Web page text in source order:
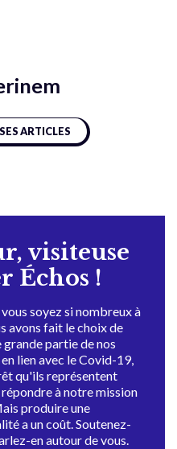
ARTICLES
visiteuse
Échos !
soyez si nombreux à
avons fait le choix de
partie de nos
lien avec le Covid-19,
qu'ils représentent
à notre mission
produire une
a un coût. Soutenez-
en autour de vous.